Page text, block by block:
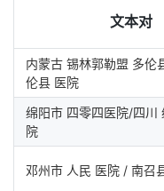
B
文本对
内蒙古 锡林郭勒盟 多伦
伦县 医院
绵阳市 四零四医院/四川
院
邓州市 人民 医院 / 南召